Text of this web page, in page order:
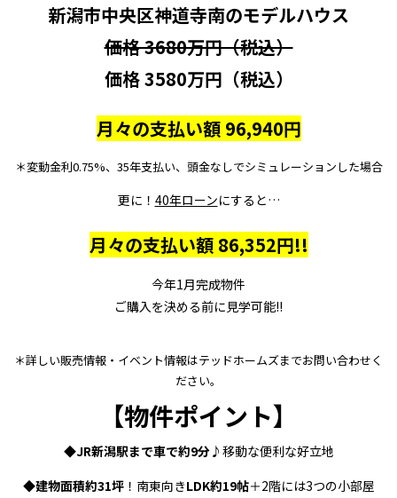
新潟市中央区神道寺南のモデルハウス
価格 3680万円（税込）
価格 3580万円（税込）
月々の支払い額 96,940円
＊変動金利0.75%、35年支払い、頭金なしでシミュレーションした場合
更に！ 40年ローンにすると…
月々の支払い額 86,352円!!
今年1月完成物件
ご購入を決める前に見学可能!!
＊詳しい販売情報・イベント情報はテッドホームズまでお問い合わせく
ださい。
【物件ポイント】
◆JR新潟駅まで車で約9分♪移動な便利な好立地
◆建物面積約31坪！南東向きLDK約19帖＋2階には3つの小部屋